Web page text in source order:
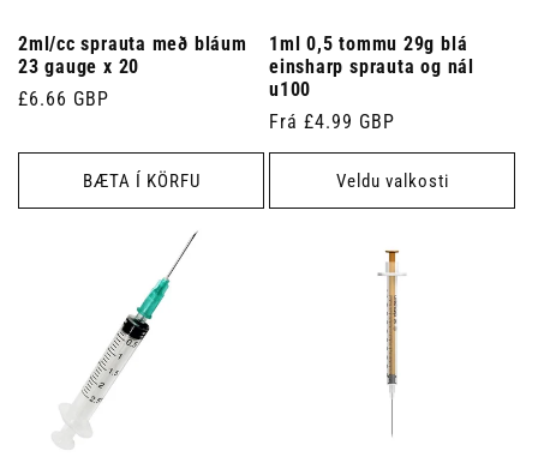
2ml/cc sprauta með bláum
23 gauge x 20
Venjulegt
£6.66 GBP
BÆTA Í KÖRFU
1ml 0,5 tommu 29g blá
einsharp sprauta og nál
u100
Venjulegt
verð
Frá £4.99 GBP
Veldu valkosti